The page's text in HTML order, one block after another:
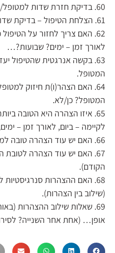
60. בדיקת חזרת שדות למטופל/ לאיבר.
61. הצלחת הטיפול – בדיקת שדות. 100%.
62. האם צריך לחזור על
לאורך זמן – ימים? שבועות?…
63. בקשה אנרגטית שהטיפול
המטופל.
64. האם הצהר(ו)ת חיזוק
המטופל? כן/לא.
65. איזו הצהרה היא הטובה
לקיימה – ביום, לאורך זמן –
66. האם יש עוד הצהרה טובה למטופל? באיזו תדירות?….
67. האם יש עוד הצהרה
הקודם).
68. האם ההצהרות
(שילוב בין הצהרות).
69. שאלות שילוב ההצהרות
אופן… (אחת אחר השנייה?